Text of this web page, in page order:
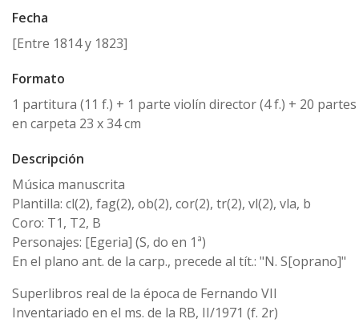
Fecha
[Entre 1814 y 1823]
Formato
1 partitura (11 f.) + 1 parte violín director (4 f.) + 20 partes
en carpeta 23 x 34 cm
Descripción
Música manuscrita
Plantilla: cl(2), fag(2), ob(2), cor(2), tr(2), vl(2), vla, b
Coro: T1, T2, B
Personajes: [Egeria] (S, do en 1ª)
En el plano ant. de la carp., precede al tít.: "N. S[oprano]"
Superlibros real de la época de Fernando VII
Inventariado en el ms. de la RB, II/1971 (f. 2r)